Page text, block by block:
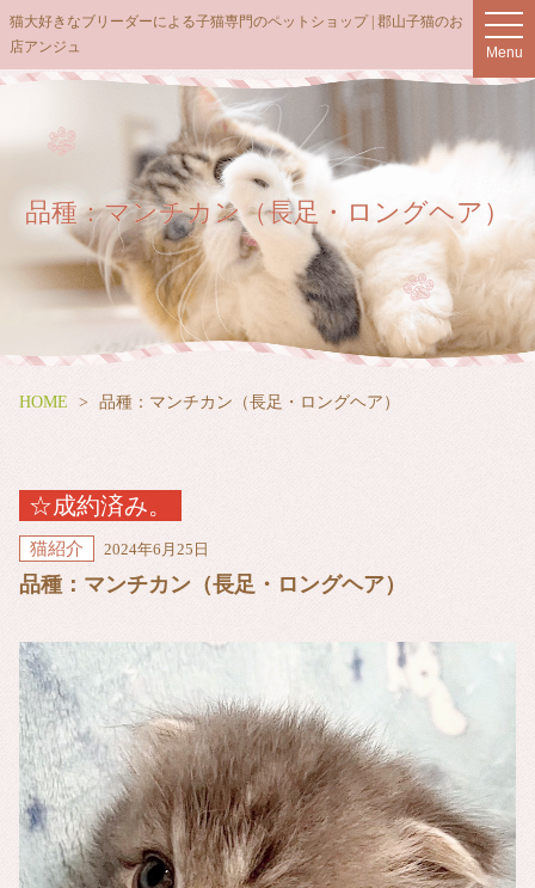
t
o
g
v
i
g
a
t
Menu
猫大好きなブリーダーによる子猫専門のペットショップ | 郡山子猫のお
店アンジュ
品種：マンチカン（長足・ロングヘア）
HOME 品種：マンチカン（長足・ロングヘア）
☆成約済み。
猫紹介 2024年6月25日
品種：マンチカン（長足・ロングヘア）